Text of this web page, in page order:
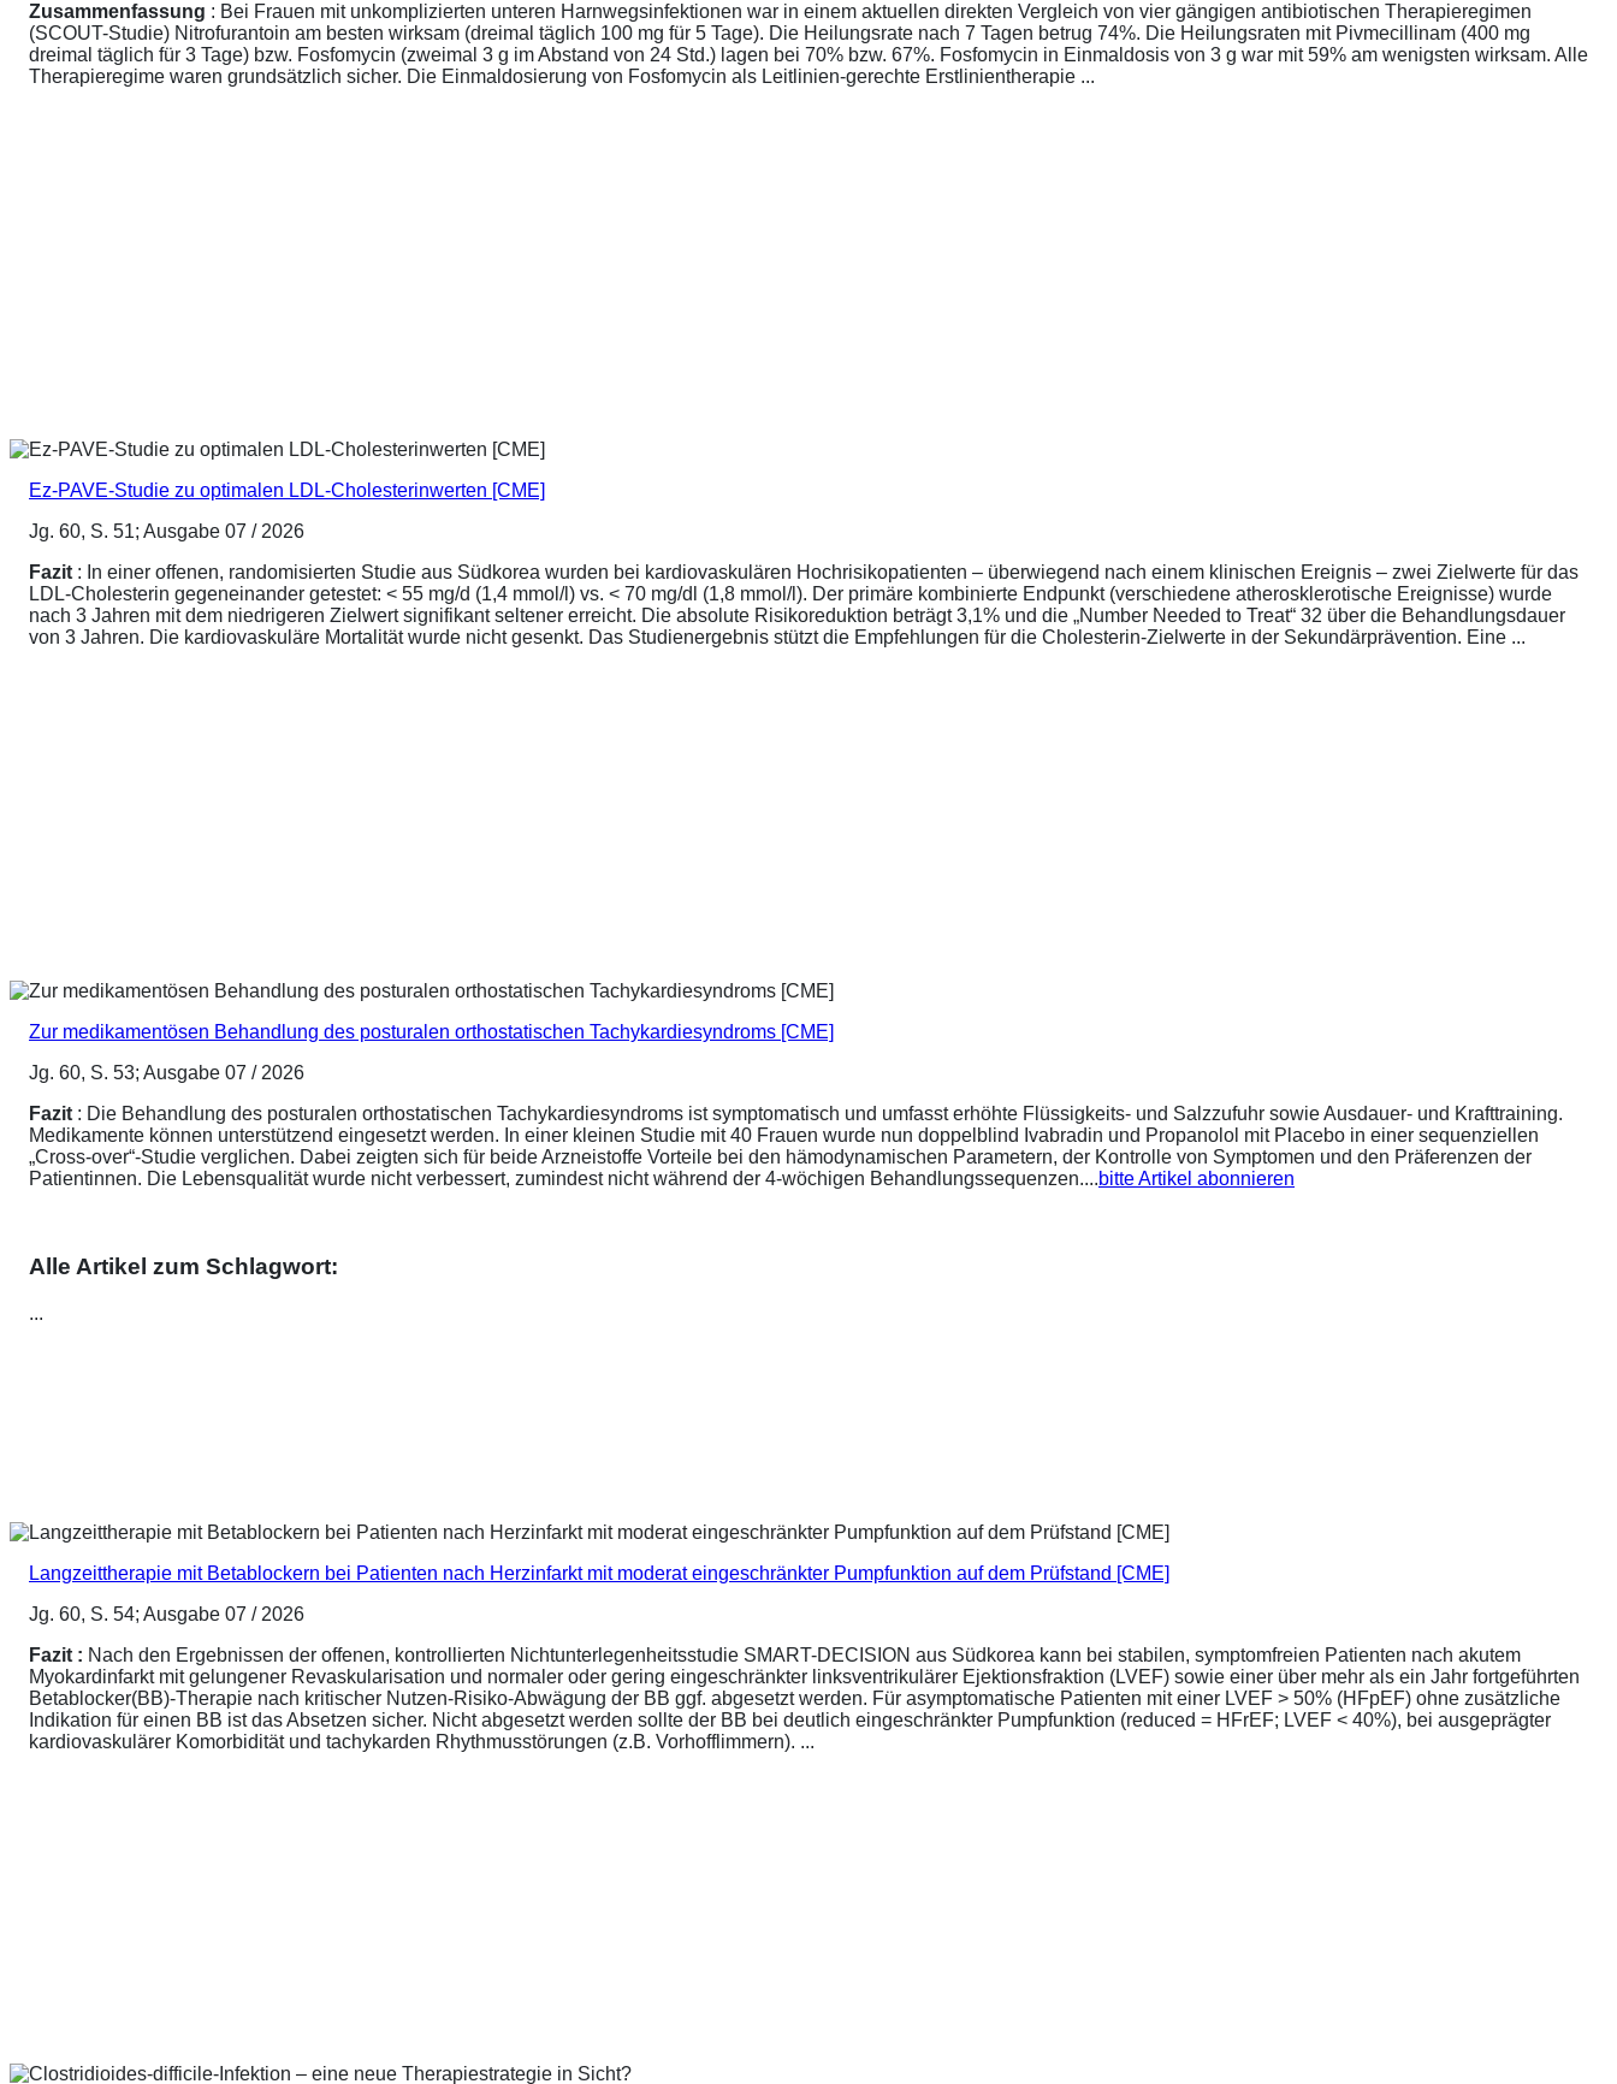
Zusammenfassung : Bei Frauen mit unkomplizierten unteren Harnwegsinfektionen war in einem aktuellen direkten Vergleich von vier gängigen antibiotischen Therapieregimen
(SCOUT-Studie) Nitrofurantoin am besten wirksam (dreimal täglich 100 mg für 5 Tage). Die Heilungsrate nach 7 Tagen betrug 74%. Die Heilungsraten mit Pivmecillinam (400 mg
dreimal täglich für 3 Tage) bzw. Fosfomycin (zweimal 3 g im Abstand von 24 Std.) lagen bei 70% bzw. 67%. Fosfomycin in Einmaldosis von 3 g war mit 59% am wenigsten wirksam. Alle
Therapieregime waren grundsätzlich sicher. Die Einmaldosierung von Fosfomycin als Leitlinien-gerechte Erstlinientherapie ...
Ez-PAVE-Studie zu optimalen LDL-Cholesterinwerten [CME]
Jg. 60, S. 51; Ausgabe 07 / 2026
Fazit : In einer offenen, randomisierten Studie aus Südkorea wurden bei kardiovaskulären Hochrisikopatienten – überwiegend nach einem klinischen Ereignis – zwei Zielwerte für das
LDL-Cholesterin gegeneinander getestet: < 55 mg/d (1,4 mmol/l) vs. < 70 mg/dl (1,8 mmol/l). Der primäre kombinierte Endpunkt (verschiedene atherosklerotische Ereignisse) wurde
nach 3 Jahren mit dem niedrigeren Zielwert signifikant seltener erreicht. Die absolute Risikoreduktion beträgt 3,1% und die „Number Needed to Treat“ 32 über die Behandlungsdauer
von 3 Jahren. Die kardiovaskuläre Mortalität wurde nicht gesenkt. Das Studienergebnis stützt die Empfehlungen für die Cholesterin-Zielwerte in der Sekundärprävention. Eine ...
Zur medikamentösen Behandlung des posturalen orthostatischen Tachykardiesyndroms [CME]
Jg. 60, S. 53; Ausgabe 07 / 2026
Fazit : Die Behandlung des posturalen orthostatischen Tachykardiesyndroms ist symptomatisch und umfasst erhöhte Flüssigkeits- und Salzzufuhr sowie Ausdauer- und Krafttraining.
Medikamente können unterstützend eingesetzt werden. In einer kleinen Studie mit 40 Frauen wurde nun doppelblind Ivabradin und Propanolol mit Placebo in einer sequenziellen
„Cross-over“-Studie verglichen. Dabei zeigten sich für beide Arzneistoffe Vorteile bei den hämodynamischen Parametern, der Kontrolle von Symptomen und den Präferenzen der
Patientinnen. Die Lebensqualität wurde nicht verbessert, zumindest nicht während der 4-wöchigen Behandlungssequenzen....bitte Artikel abonnieren
Alle Artikel zum Schlagwort:
...
Langzeittherapie mit Betablockern bei Patienten nach Herzinfarkt mit moderat eingeschränkter Pumpfunktion auf dem Prüfstand [CME]
Jg. 60, S. 54; Ausgabe 07 / 2026
Fazit : Nach den Ergebnissen der offenen, kontrollierten Nichtunterlegenheitsstudie SMART-DECISION aus Südkorea kann bei stabilen, symptomfreien Patienten nach akutem
Myokardinfarkt mit gelungener Revaskularisation und normaler oder gering eingeschränkter linksventrikulärer Ejektionsfraktion (LVEF) sowie einer über mehr als ein Jahr fortgeführten
Betablocker(BB)-Therapie nach kritischer Nutzen-Risiko-Abwägung der BB ggf. abgesetzt werden. Für asymptomatische Patienten mit einer LVEF > 50% (HFpEF) ohne zusätzliche
Indikation für einen BB ist das Absetzen sicher. Nicht abgesetzt werden sollte der BB bei deutlich eingeschränkter Pumpfunktion (reduced = HFrEF; LVEF < 40%), bei ausgeprägter
kardiovaskulärer Komorbidität und tachykarden Rhythmusstörungen (z.B. Vorhofflimmern). ...